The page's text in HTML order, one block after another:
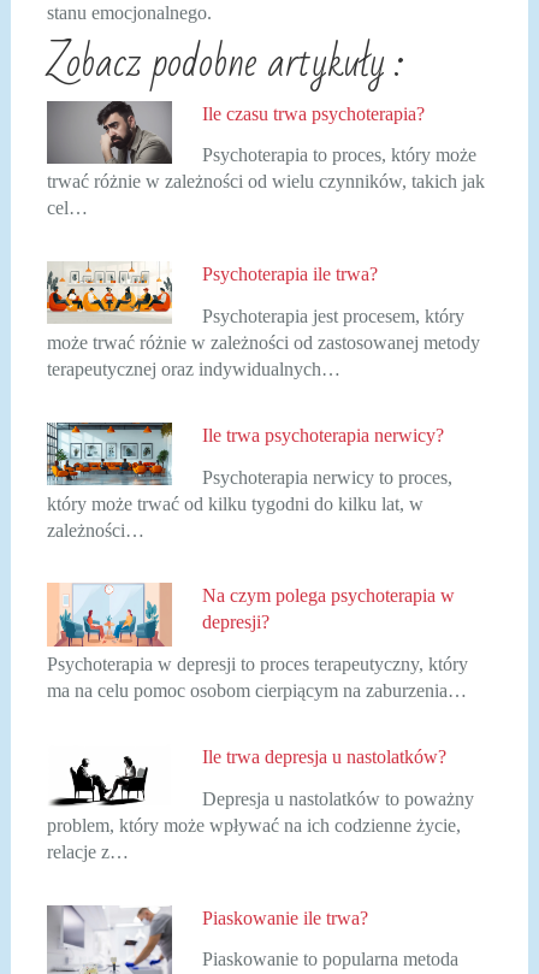
stanu emocjonalnego.
Zobacz podobne artykuły :
Ile czasu trwa psychoterapia?
Psychoterapia to proces, który może
trwać różnie w zależności od wielu czynników, takich jak
cel…
Psychoterapia ile trwa?
Psychoterapia jest procesem, który
może trwać różnie w zależności od zastosowanej metody
terapeutycznej oraz indywidualnych…
Ile trwa psychoterapia nerwicy?
Psychoterapia nerwicy to proces,
który może trwać od kilku tygodni do kilku lat, w
zależności…
Na czym polega psychoterapia w
depresji?
Psychoterapia w depresji to proces terapeutyczny, który
ma na celu pomoc osobom cierpiącym na zaburzenia…
Ile trwa depresja u nastolatków?
Depresja u nastolatków to poważny
problem, który może wpływać na ich codzienne życie,
relacje z…
Piaskowanie ile trwa?
Piaskowanie to popularna metoda